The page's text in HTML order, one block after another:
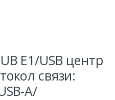
E1/USB центр
связи:
A/